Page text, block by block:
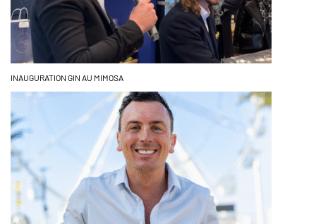
INAUGURATION GIN AU MIMOSA